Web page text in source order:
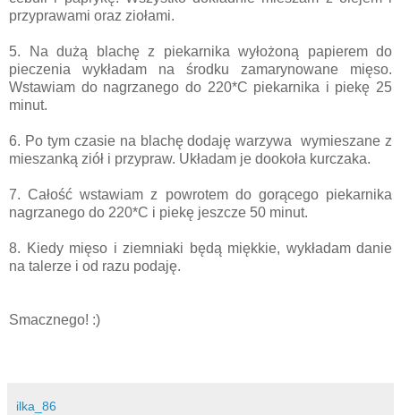
przyprawami oraz ziołami.
5. Na dużą blachę z piekarnika wyłożoną papierem do
pieczenia wykładam na środku zamarynowane mięso.
Wstawiam do nagrzanego do 220*C piekarnika i piekę 25
minut.
6. Po tym czasie na blachę dodaję warzywa wymieszane z
mieszanką ziół i przypraw. Układam je dookoła kurczaka.
7. Całość wstawiam z powrotem do gorącego piekarnika
nagrzanego do 220*C i piekę jeszcze 50 minut.
8. Kiedy mięso i ziemniaki będą miękkie, wykładam danie
na talerze i od razu podaję.
Smacznego! :)
ilka_86